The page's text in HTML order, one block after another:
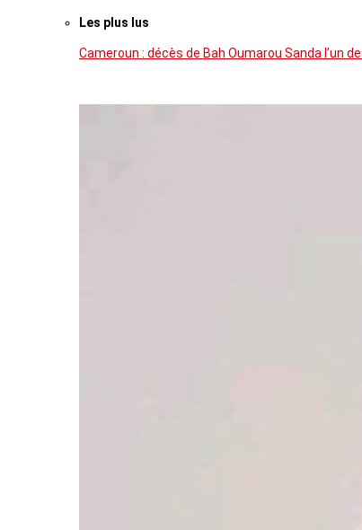
Les plus lus
Cameroun : décès de Bah Oumarou Sanda l’un